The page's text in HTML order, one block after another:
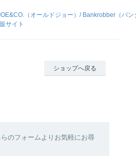
（オールドジョー）/ Bankrobber（バン
サイト
ショップへ戻る
のフォームよりお気軽にお尋